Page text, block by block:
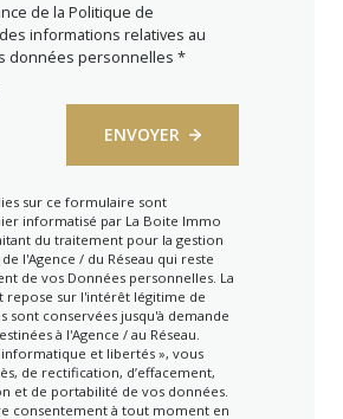
de la Politique de
informations relatives au
données personnelles *
ENVOYER
sur ce formulaire sont
informatisé par La Boite Immo
du traitement pour la gestion
l'Agence / du Réseau qui reste
de vos Données personnelles. La
repose sur l'intérêt légitime de
sont conservées jusqu'à demande
à l'Agence / au Réseau.
et libertés », vous
de rectification, d’effacement,
et de portabilité de vos données.
consentement à tout moment en